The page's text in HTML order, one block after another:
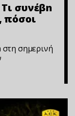
συνέβn
πόσοι
σημερινή